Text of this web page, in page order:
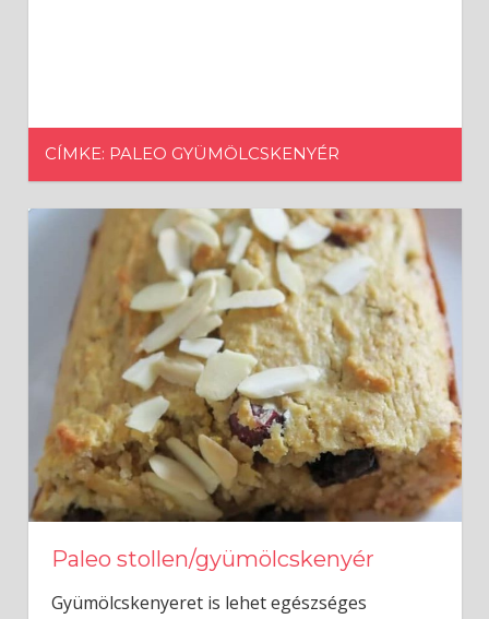
CÍMKE: PALEO GYÜMÖLCSKENYÉR
Paleo stollen/gyümölcskenyér
Gyümölcskenyeret is lehet egészséges